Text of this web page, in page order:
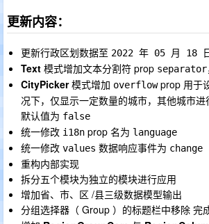
更新内容：
更新行政区划数据至 2022 年 05 月 18
Text 模式增加文本分割符 prop separator
CityPicker模式增加 overflowprop 用于
况下，仅显示一定数量的城市，其他城市进
默认值为 false
统一修改 i18n prop 名为 language
统一修改 values 数据响应事件为 change
重构内部实现
拆分五个模块为独立的模块进行应用
增加省、市、区 /县三级数据模型输出
分组选择器（ Group ）的标题栏中移除 完